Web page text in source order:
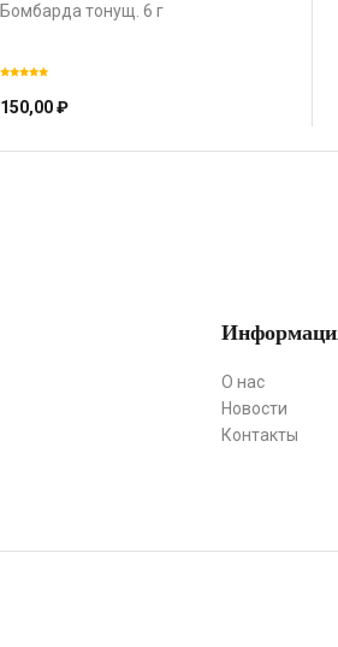
Бомбарда тонущ. 6 г
150,00₽
О нас
Новости
Контакты